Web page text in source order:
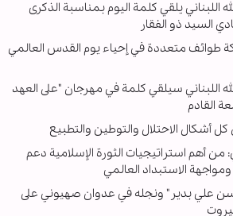
اللبناني يلقي كلمة اليوم بمناسبة الذكرى
السيد ذو الفقار
طوائف متعددة في إحياء يوم القدس العالمي
اللبناني سيلقي كلمة في مهرجان "على العهد
القادم
أشكال الاحتلال والتوطين والتطبيع
أهم استراتيجيات الثورة الإسلامية دعم
الاستبداد العالمي
علي بدير" ونجله في عدوان صهيوني على